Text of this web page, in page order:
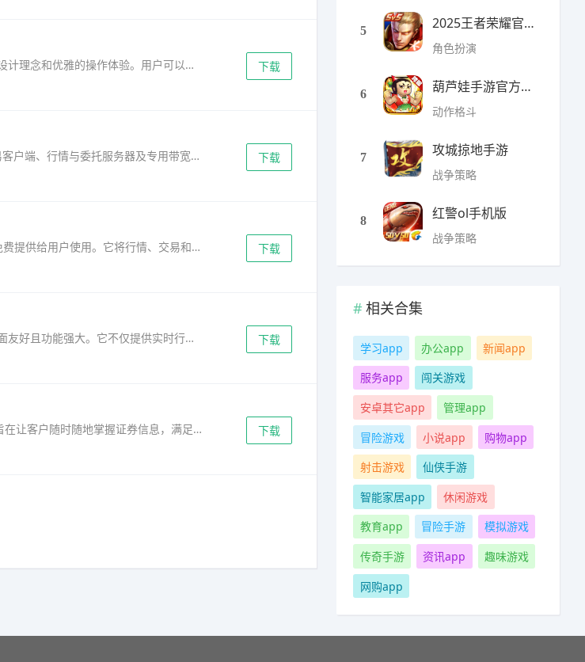
山西证券大智慧经典版是专为投资者打造的手机炒股软件，集成了先进的设计理念和优雅的操作体验。用户可以通过该平台享受多种金融服务，包括在线开户、实时行情、银证转账、在线交易、... 下载
山西证券金典通VIP版为高端客户提供专属交易通道，包括独立的网上交易客户端、行情与委托服务器及专用带宽线路，确保高效稳定的交易体验。该平台提供丰富的股市资讯和公告信息，支持便... 下载
山西证券金典通2是一款基于移动互联网技术精心打造的手机证券应用，免费提供给用户使用。它将行情、交易和资讯等服务资源完美融合，依托智能手机流畅的操作体验，满足您随时随地的理... 下载
山西证券手机交易软件是一款专为客户打造的高效、便捷的炒股工具，界面友好且功能强大。它不仅提供实时行情显示、涨跌排名和财经要闻，还支持多种交易方式，包括普通交易、融资融券、... 下载
山西证券携手中国移动、中国联通，隆重推出“山西证券手机证券”服务，旨在让客户随时随地掌握证券信息，满足非现场交易需求。该平台基于先进的K-JAVA、C平台及GPRS和CDMA1X高速数据传输技... 下载
5 2025王者荣耀官方全服版本
角色扮演
6 葫芦娃手游官方最新版
动作格斗
7 攻城掠地手游
战争策略
8 红警ol手机版
战争策略
相关合集
学习app 办公app
新闻app
服务app
闯关游戏
安卓其它app
管理app
冒险游戏
小说app
购物app
射击游戏
仙侠手游
智能家居app
休闲游戏
教育app
冒险手游
模拟游戏
传奇手游
资讯app
趣味游戏
网购app